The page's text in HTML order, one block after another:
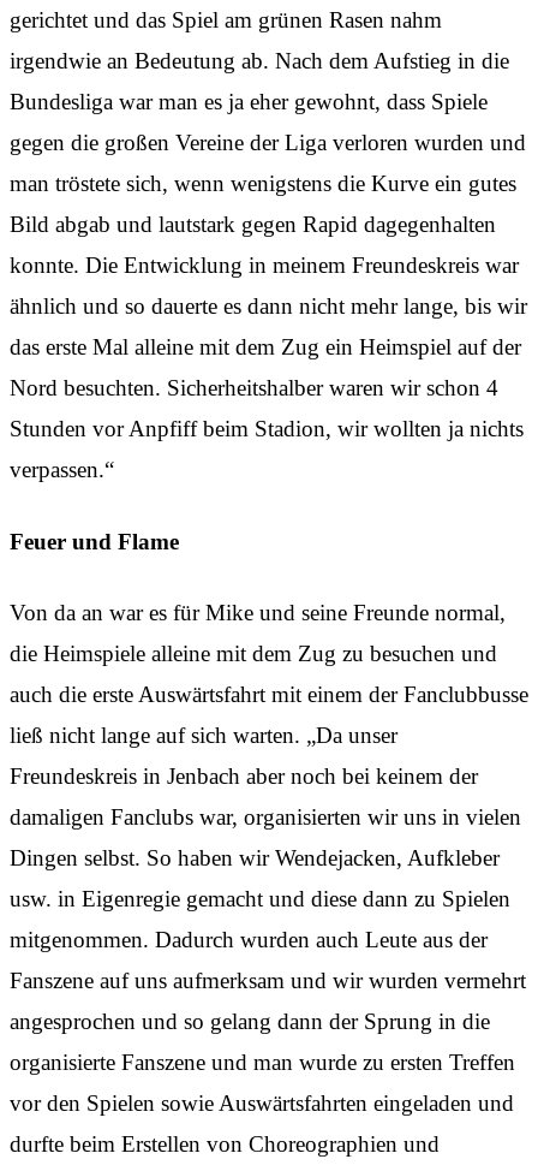
gerichtet und das Spiel am grünen Rasen nahm
irgendwie an Bedeutung ab. Nach dem Aufstieg in die
Bundesliga war man es ja eher gewohnt, dass Spiele
gegen die großen Vereine der Liga verloren wurden und
man tröstete sich, wenn wenigstens die Kurve ein gutes
Bild abgab und lautstark gegen Rapid dagegenhalten
konnte. Die Entwicklung in meinem Freundeskreis war
ähnlich und so dauerte es dann nicht mehr lange, bis wir
das erste Mal alleine mit dem Zug ein Heimspiel auf der
Nord besuchten. Sicherheitshalber waren wir schon 4
Stunden vor Anpfiff beim Stadion, wir wollten ja nichts
verpassen.“
Feuer und Flame
Von da an war es für Mike und seine Freunde normal,
die Heimspiele alleine mit dem Zug zu besuchen und
auch die erste Auswärtsfahrt mit einem der Fanclubbusse
ließ nicht lange auf sich warten. „Da unser
Freundeskreis in Jenbach aber noch bei keinem der
damaligen Fanclubs war, organisierten wir uns in vielen
Dingen selbst. So haben wir Wendejacken, Aufkleber
usw. in Eigenregie gemacht und diese dann zu Spielen
mitgenommen. Dadurch wurden auch Leute aus der
Fanszene auf uns aufmerksam und wir wurden vermehrt
angesprochen und so gelang dann der Sprung in die
organisierte Fanszene und man wurde zu ersten Treffen
vor den Spielen sowie Auswärtsfahrten eingeladen und
durfte beim Erstellen von Choreographien und